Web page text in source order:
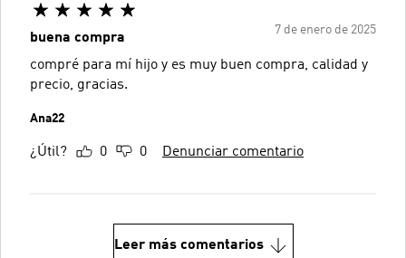
7 de enero de 2025
buena compra
compré para mí hijo y es muy buen compra, calidad y
precio, gracias.
Ana22
¿Útil? 0 0 Denunciar comentario
Leer más comentarios